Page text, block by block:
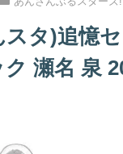
タ)追憶
瀬名 泉